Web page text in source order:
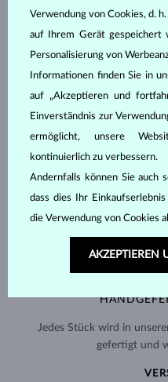
Jedes Stück wird in
gefertigt und
Verwendung von Cookies, d.
auf Ihrem Gerät gespeichert
Personalisierung von
Informationen finden Sie in
auf „Akzeptieren und
Einverständnis zur
ermöglicht, unsere
kontinuierlich zu verbessern.
Andernfalls können Sie auch
dass dies Ihr
die Verwendung von Cookies
AKZEPTIEREN